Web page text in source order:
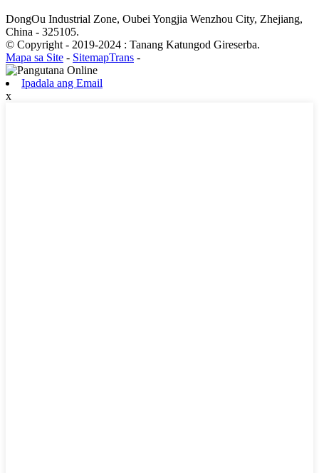
DongOu Industrial Zone, Oubei Yongjia Wenzhou City, Zhejiang,
China - 325105.
© Copyright - 2019-2024 : Tanang Katungod Gireserba.
Mapa sa Site - SitemapTrans -
Ipadala ang Email
x